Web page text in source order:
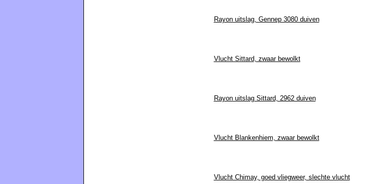
Rayon uitslag, Gennep 3080 duiven
Vlucht Sittard, zwaar bewolkt
Rayon uitslag Sittard, 2962 duiven
Vlucht Blankenhiem, zwaar bewolkt
Vlucht Chimay, goed vliegweer, slechte vlucht